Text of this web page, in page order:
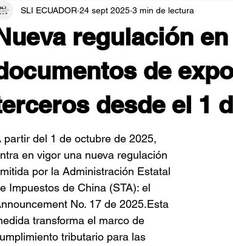
regulación
de
desde el 1
SLI ECUADOR 24 sept 2025 3 min de lectura
partir del 1 de octubre de 2025,
en vigor una nueva regulación
por la Administración Estatal
Impuestos de China (STA): el
No. 17 de 2025.Esta
transforma el marco de
tributario para las